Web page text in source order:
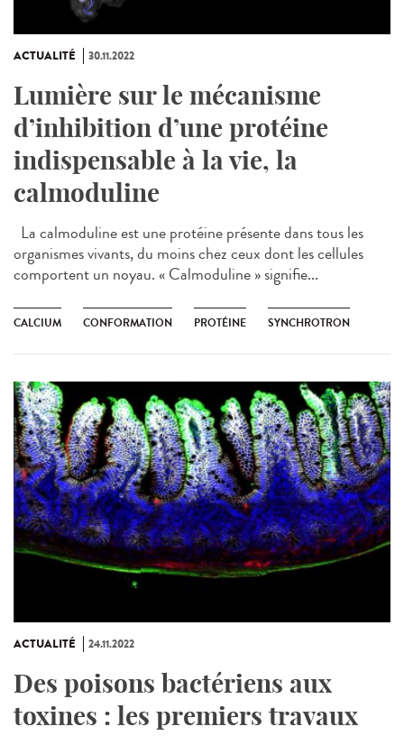
ACTUALITÉ 30.11.2022
Lumière sur le mécanisme
d’inhibition d’une protéine
indispensable à la vie, la
calmoduline
La calmoduline est une protéine présente dans tous les
organismes vivants, du moins chez ceux dont les cellules
comportent un noyau. « Calmoduline » signifie...
CALCIUM CONFORMATION PROTÉINE SYNCHROTRON
ACTUALITÉ 24.11.2022
Des poisons bactériens aux
toxines : les premiers travaux